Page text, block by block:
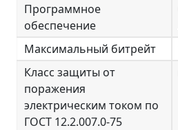
Программное
обеспечение
Максимальный битрейт
Класс защиты от
поражения
электрическим током по
ГОСТ 12.2.007.0-75